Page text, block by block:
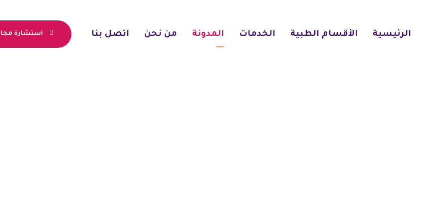
الرئيسية الأقسام الطبية الخدمات المدونة من نحن اتصل بنا استشارة